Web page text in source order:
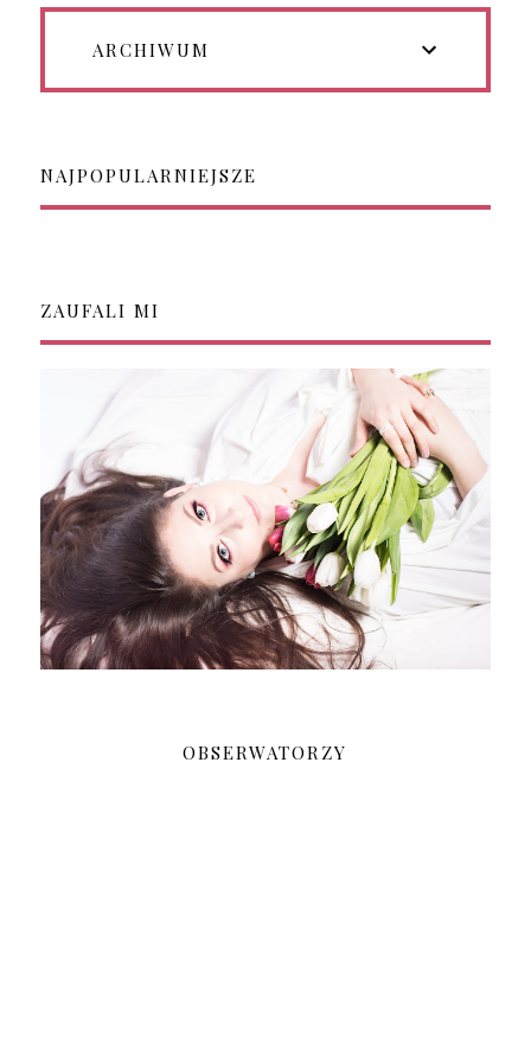
ARCHIWUM
NAJPOPULARNIEJSZE
ZAUFALI MI
OBSERWATORZY